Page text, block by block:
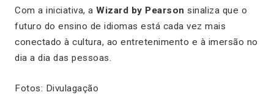
Com a iniciativa, a Wizard by Pearson sinaliza que o
futuro do ensino de idiomas está cada vez mais
conectado à cultura, ao entretenimento e à imersão no
dia a dia das pessoas.
Fotos: Divulagação